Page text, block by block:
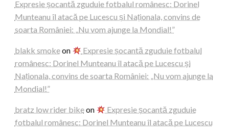
Expresie șocantă zguduie fotbalul românesc: Dorinel
Munteanu îl atacă pe Lucescu și Naționala, convins de
soarta României: „Nu vom ajunge la Mondial!”
blakk smokeon
Expresie șocantă zguduie fotbalul
românesc: Dorinel Munteanu îl atacă pe Lucescu și
Naționala, convins de soarta României: „Nu vom ajunge la
Mondial!”
bratz low rider bikeon
Expresie șocantă zguduie
fotbalul românesc: Dorinel Munteanu îl atacă pe Lucescu